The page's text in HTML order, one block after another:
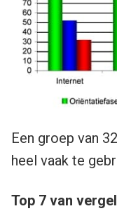
Een groep van
heel vaak te
Top 7 van